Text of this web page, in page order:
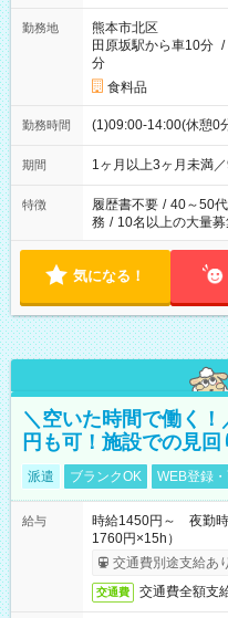
勤務地
熊本市北区
田原坂駅から車10分 /
分
食料品
勤務時間 (1)09:00-14:00(休憩0
期間 1ヶ月以上3ヶ月未満
特徴 履歴書不要 / 40～50
務 / 10名以上の大量
気になる！
＼空いた時間で働く
円も可！施設での見回
派遣 ブランクOK WEB登録
給与
時給1450円～ 夜勤
1760円×15h）
交通費別途支給あり
交通費 交通費全額支